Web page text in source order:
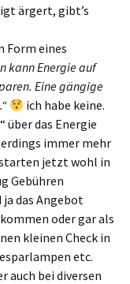
ärgert, gibt’s
Form eines
kann Energie auf
Eine gängige
ich habe keine.
über das Energie
immer mehr
jetzt wohl in
Gebühren
das Angebot
oder gar als
kleinen Check in
etc.
auch bei diversen